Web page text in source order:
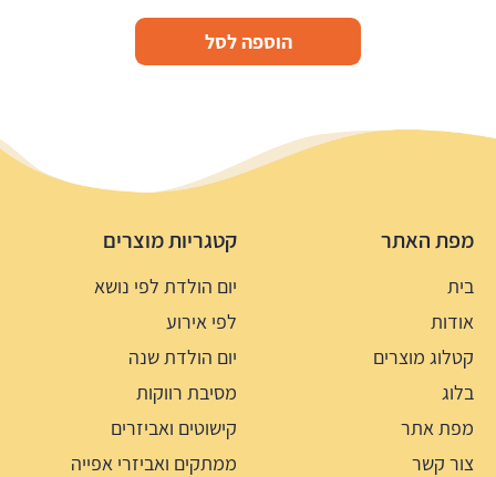
הוספה לסל
מפת האתר
בית
אודות
קטלוג מוצרים
בלוג
מפת אתר
צור קשר
קטגריות מוצרים
יום הולדת לפי נושא
לפי אירוע
יום הולדת שנה
מסיבת רווקות
קישוטים ואביזרים
ממתקים ואביזרי אפייה